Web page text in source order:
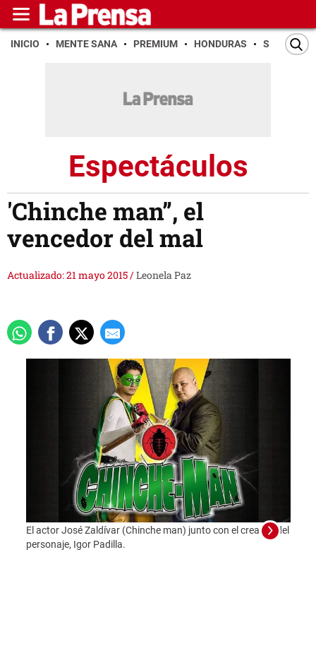
INICIO MENTE SANA PREMIUM HONDURAS SAN PEDRO
Espectáculos
'Chinche man”, el
vencedor del mal
Actualizado: 21 mayo 2015/Leonela Paz
El actor José Zaldívar (Chinche man) junto con el creador del
personaje, Igor Padilla.